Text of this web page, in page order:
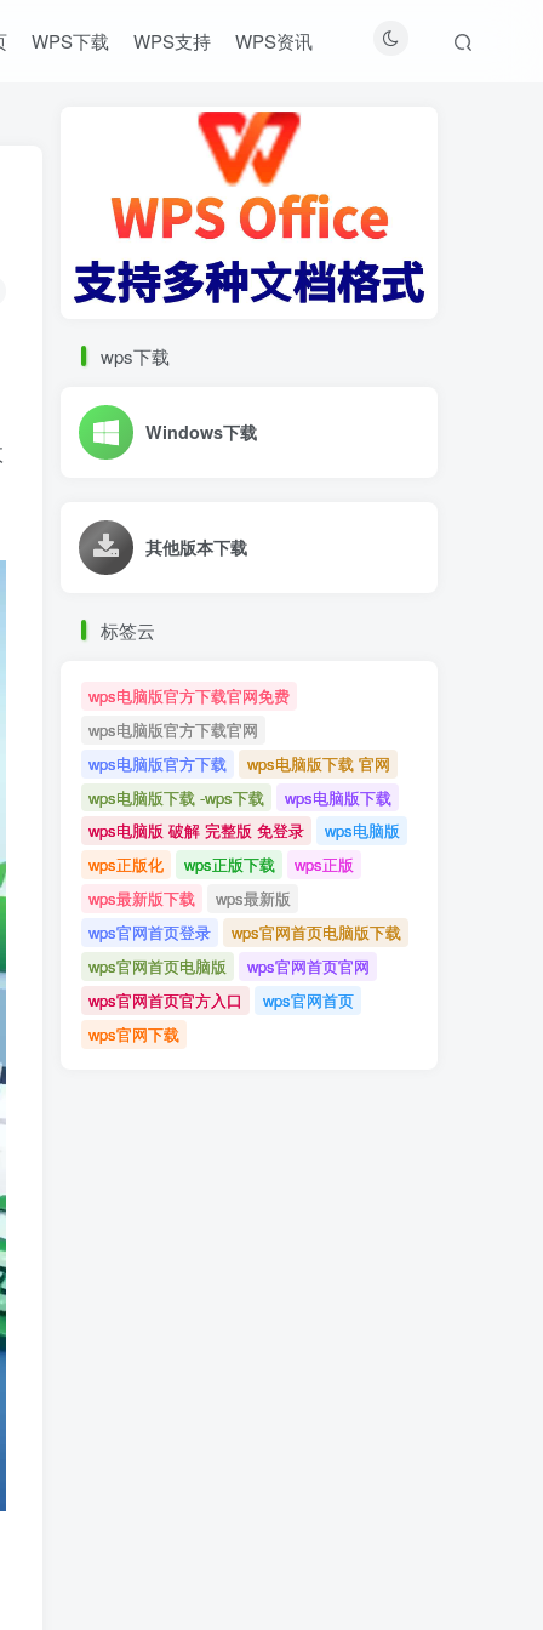
WPS下载 WPS支持 WPS资讯
wps下载
Windows下载
其他版本下载
标签云
wps电脑版官方下载官网免费
wps电脑版官方下载官网
wps电脑版官方下载
wps电脑版下载 官网
wps电脑版下载 -wps下载
wps电脑版下载
wps电脑版 破解 完整版 免登录
wps电脑版
wps正版化
wps正版下载
wps正版
wps最新版下载
wps最新版
wps官网首页登录
wps官网首页电脑版下载
wps官网首页电脑版
wps官网首页官网
wps官网首页官方入口
wps官网首页
wps官网下载